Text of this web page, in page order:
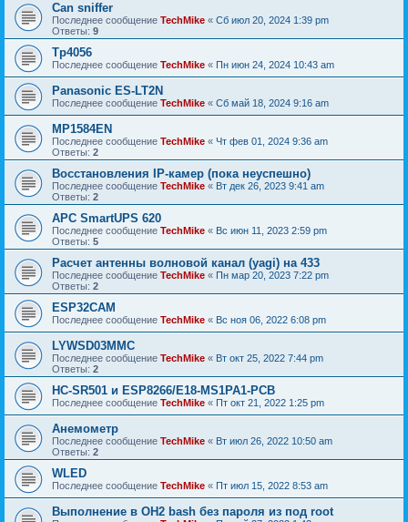
Can sniffer
Последнее сообщение TechMike « Сб июл 20, 2024 1:39 pm
Ответы: 9
Tp4056
Последнее сообщение TechMike « Пн июн 24, 2024 10:43 am
Panasonic ES-LT2N
Последнее сообщение TechMike « Сб май 18, 2024 9:16 am
MP1584EN
Последнее сообщение TechMike « Чт фев 01, 2024 9:36 am
Ответы: 2
Восстановления IP-камер (пока неуспешно)
Последнее сообщение TechMike « Вт дек 26, 2023 9:41 am
Ответы: 2
APC SmartUPS 620
Последнее сообщение TechMike « Вс июн 11, 2023 2:59 pm
Ответы: 5
Расчет антенны волновой канал (yagi) на 433
Последнее сообщение TechMike « Пн мар 20, 2023 7:22 pm
Ответы: 2
ESP32CAM
Последнее сообщение TechMike « Вс ноя 06, 2022 6:08 pm
LYWSD03MMC
Последнее сообщение TechMike « Вт окт 25, 2022 7:44 pm
Ответы: 2
HC-SR501 и ESP8266/E18-MS1PA1-PCB
Последнее сообщение TechMike « Пт окт 21, 2022 1:25 pm
Анемометр
Последнее сообщение TechMike « Вт июл 26, 2022 10:50 am
Ответы: 2
WLED
Последнее сообщение TechMike « Пт июл 15, 2022 8:53 am
Выполнение в OH2 bash без пароля из под root